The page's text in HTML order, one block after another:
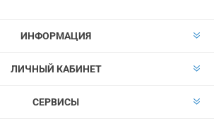
ИНФОРМАЦИЯ
ЛИЧНЫЙ КАБИНЕТ
СЕРВИСЫ